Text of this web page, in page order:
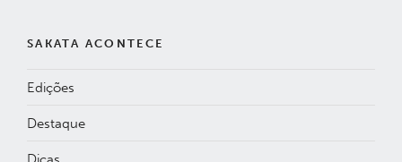
SAKATA ACONTECE
Edições
Destaque